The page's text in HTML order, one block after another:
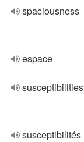
spaciousness
espace
susceptibilities
susceptibilités